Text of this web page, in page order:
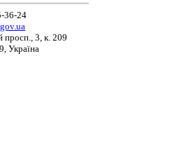
36-24
просп., 3, к. 209
Україна